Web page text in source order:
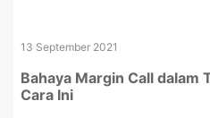
13 September 2021
Bahaya Margin Call dalam
Cara Ini